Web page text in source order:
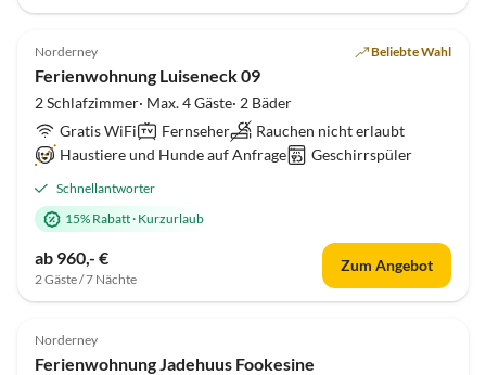
4.8 (9)
Norderney Beliebte Wahl
Ferienwohnung Luiseneck 09
2 Schlafzimmer· Max. 4 Gäste· 2 Bäder
Gratis WiFi
Fernseher
Rauchen nicht erlaubt
Haustiere und Hunde auf Anfrage
Geschirrspüler
Schnellantworter
15% Rabatt· Kurzurlaub
ab 960,- €
2 Gäste / 7 Nächte
Zum Angebot
5.0 (9)
Norderney
Ferienwohnung Jadehuus Fookesine